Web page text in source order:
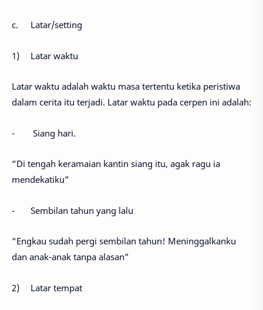
c. Latar/setting
1) Latar waktu
Latar waktu adalah waktu masa tertentu ketika peristiwa
dalam cerita itu terjadi. Latar waktu pada cerpen ini adalah:
- Siang hari.
“Di tengah keramaian kantin siang itu, agak ragu ia
mendekatiku”
- Sembilan tahun yang lalu
“Engkau sudah pergi sembilan tahun! Meninggalkanku
dan anak-anak tanpa alasan”
2) Latar tempat